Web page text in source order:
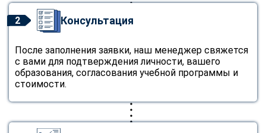
2 Консультация
После заполнения заявки, наш менеджер свяжется
с вами для подтверждения личности, вашего
образования, согласования учебной программы и
стоимости.